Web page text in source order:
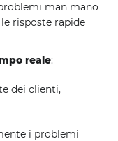
man mano
risposte rapide
reale:
dei clienti,
i problemi